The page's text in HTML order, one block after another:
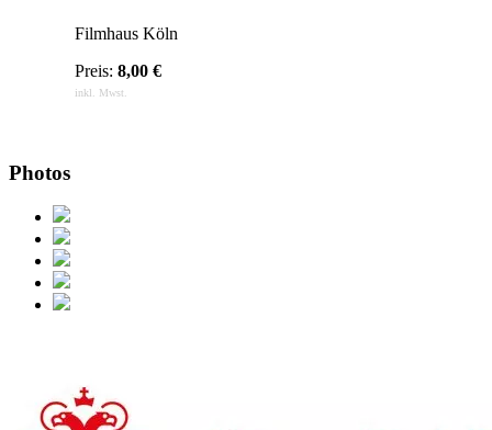
Filmhaus Köln
Preis: 8,00 €
inkl. Mwst.
Photos